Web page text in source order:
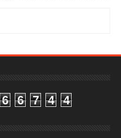
6 6 7 4 4